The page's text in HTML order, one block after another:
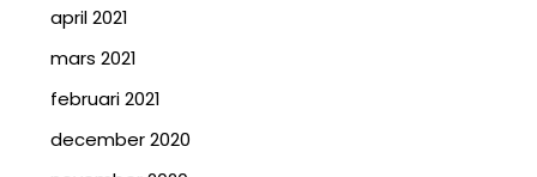
april 2021
mars 2021
februari 2021
december 2020